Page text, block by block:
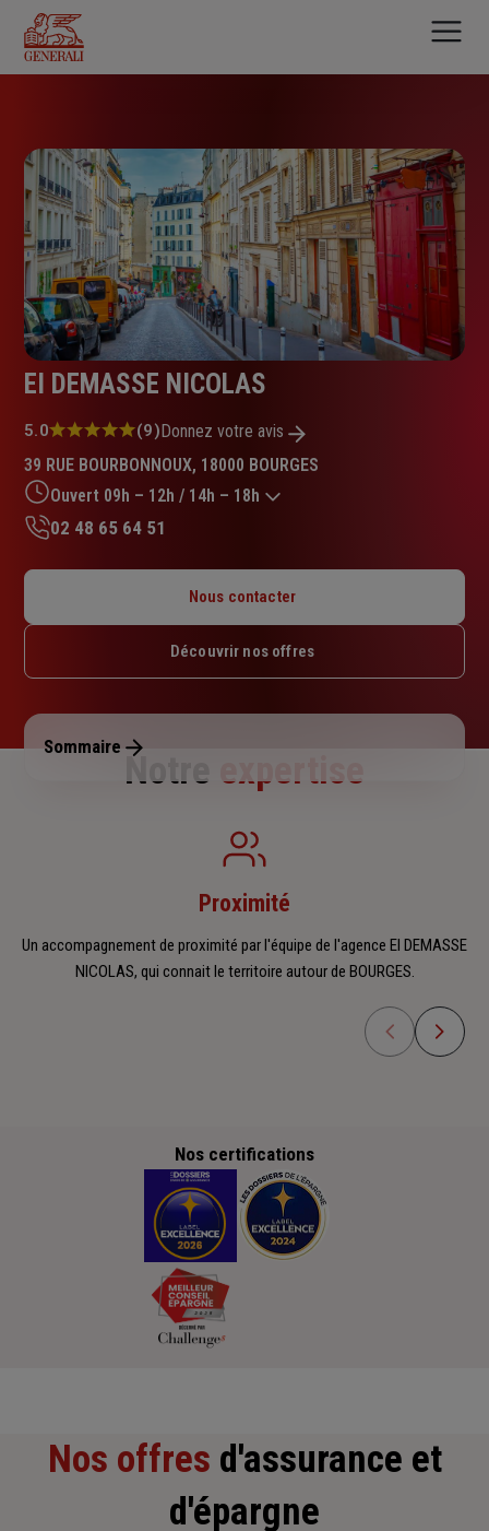
contenu
principal
EI DEMASSE NICOLAS
Note
5.0
sur
5
étoiles
5.0 (9)Donnez votre avis
39 RUE BOURBONNOUX, 18000 BOURGES
Ouvert 09h – 12h / 14h – 18h
Mardi : 09h – 12h / 14h – 18h
Jeudi : 09h – 12h / 14h – 18h
Dimanche : Fermé
02 48 65 64 51
Nous contacter
Découvrir nos offres
Sommaire
Notre expertise
Proximité
Un accompagnement de proximité par l'équipe de l'agence EI DEMASSE
NICOLAS, qui connait le territoire autour de BOURGES.
Nos certifications
Nos offres d'assurance et
d'épargne